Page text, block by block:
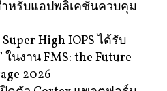
ำหรับแอปพลิเคชันควบคุม
High IOPS ได้รับ
ในงาน FMS: the Future
2026